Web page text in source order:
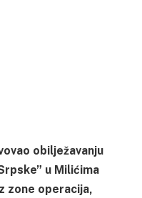
obilježavanju
u Milićima
zone operacija,